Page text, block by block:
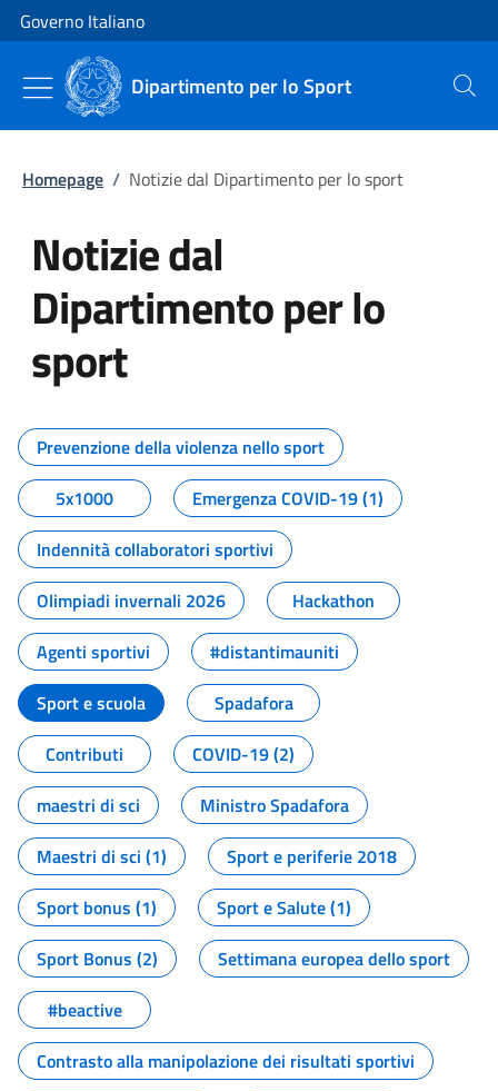
Vai al contenuto
Vai alla navigazione del sito
Governo Italiano
Dipartimento per lo Sport Cerca
Homepage / Notizie dal Dipartimento per lo sport
Notizie dal
Dipartimento per lo
sport
Tutti i contenuti della pagina
Prevenzione della violenza nello sport
5x1000
Emergenza COVID-19 (1)
Indennità collaboratori sportivi
Olimpiadi invernali 2026
Hackathon
Agenti sportivi
#distantimauniti
Sport e scuola
Spadafora
Contributi
COVID-19 (2)
maestri di sci
Ministro Spadafora
Maestri di sci (1)
Sport e periferie 2018
Sport bonus (1)
Sport e Salute (1)
Sport Bonus (2)
Settimana europea dello sport
#beactive
Contrasto alla manipolazione dei risultati sportivi